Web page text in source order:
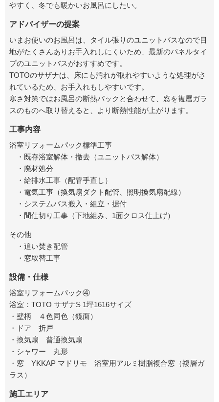
やすく、冬でも暖かいお風呂にしたい。
アドバイザーの提案
いまお使いのお風呂は、タイル張りのユニットバスなので目
地がたくさんありお手入れしにくいため、最新のパネルタイ
プのユニットバスがおすすめです。
TOTOのサザナは、床にも汚れが取れやすいような処理がさ
れているため、お手入れもしやすいです。
寒さ対策ではお風呂の断熱パックと合わせて、窓を複層ガラ
スのものへ取り替えると、より断熱性能が上がります。
工事内容
浴室リフォームパック標準工事
・既存浴室解体・撤去（ユニットバス解体）
・廃材処分
・給排水工事（配管手直し）
・電気工事（換気扇ダクト配管、照明換気扇配線）
・システムバス搬入・組立・据付
・間仕切り工事（下地組み、1面クロス仕上げ）
その他
・追い焚き配管
・窓取替工事
設備・仕様
浴室リフォームパック④
浴室：TOTO サザナS 1坪1616サイズ
・壁柄 ４色同色（鏡面）
・ドア 折戸
・換気扇 普通換気扇
・シャワー 丸形
・窓 YKKAP マドリモ 浴室用アルミ樹脂複合窓（複層ガ
ラス）
施工エリア